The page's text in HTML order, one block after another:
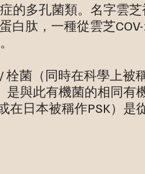
的多孔菌類。名字雲
白肽，一種從雲芝
栓菌（同時在科學上被
與此有機菌的相同有
在日本被稱作PSK）